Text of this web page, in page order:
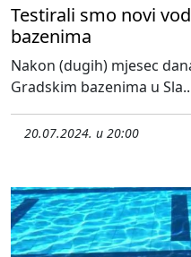
Testirali smo novi
bazenima
Nakon (dugih) mjesec
Gradskim bazenima u
20.07.2024. u 20:00